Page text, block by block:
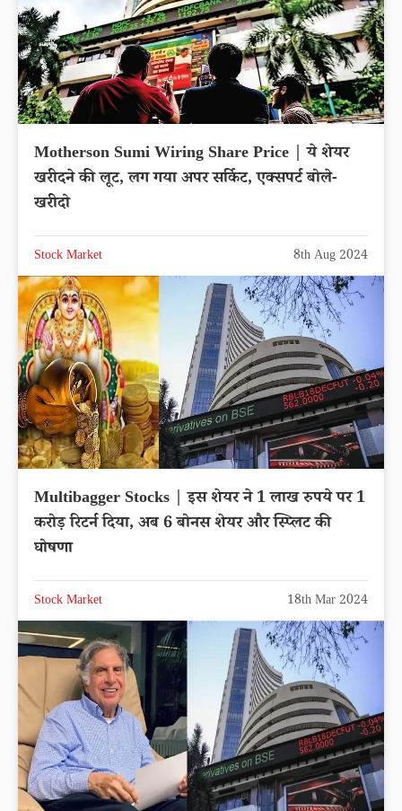
Motherson Sumi Wiring Share Price | ये शेयर
खरीदने की लूट, लग गया अपर सर्किट, एक्सपर्ट बोले-
खरीदो
Stock Market 8th Aug 2024
Multibagger Stocks | इस शेयर ने 1 लाख रुपये पर 1
करोड़ रिटर्न दिया, अब 6 बोनस शेयर और स्प्लिट की
घोषणा
Stock Market 18th Mar 2024